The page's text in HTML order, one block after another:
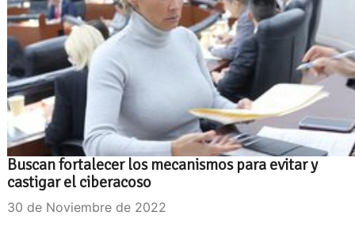
Buscan fortalecer los mecanismos para evitar y
castigar el ciberacoso
30 de Noviembre de 2022